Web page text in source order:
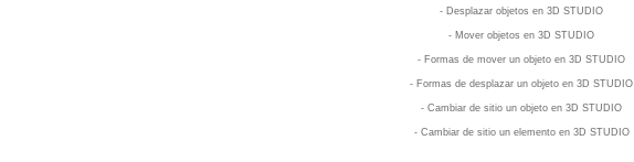
- Desplazar objetos en 3D STUDIO
- Mover objetos en 3D STUDIO
- Formas de mover un objeto en 3D STUDIO
- Formas de desplazar un objeto en 3D STUDIO
- Cambiar de sitio un objeto en 3D STUDIO
- Cambiar de sitio un elementoen 3D STUDIO